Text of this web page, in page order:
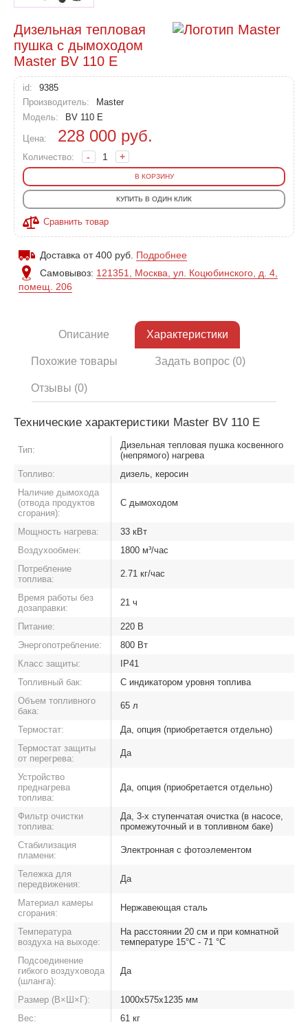
Дизельная тепловая
пушка с дымоходом
Master BV 110 E
id:
9385
Производитель:
Master
Модель:
BV 110 E
Цена: 228 000руб.
Количество: - +
В КОРЗИНУ
КУПИТЬ В ОДИН КЛИК
Сравнить товар
Доставка от 400 руб. Подробнее
Самовывоз: 121351, Москва, ул. Коцюбинского, д. 4,
помещ. 206
Описание Характеристики
Похожие товары Задать вопрос (0)
Отзывы (0)
Технические характеристики Master BV 110 E
Тип:
Дизельная тепловая пушка косвенного
(непрямого) нагрева
Топливо:
дизель, керосин
Наличие дымохода
(отвода продуктов
сгорания):
С дымоходом
Мощность нагрева:
33 кВт
Воздухообмен:
1800 м³/час
Потребление
топлива:
2.71 кг/час
Время работы без
дозаправки:
21 ч
Питание:
220 В
Энергопотребление:
800 Вт
Класс защиты:
IP41
Топливный бак:
С индикатором уровня топлива
Объем топливного
бака:
65 л
Термостат:
Да, опция (приобретается отдельно)
Термостат защиты
от перегрева:
Да
Устройство
преднагрева
топлива:
Да, опция (приобретается отдельно)
Фильтр очистки
топлива:
Да, 3-х ступенчатая очистка (в насосе,
промежуточный и в топливном баке)
Стабилизация
пламени:
Электронная с фотоэлементом
Тележка для
передвижения:
Да
Материал камеры
сгорания:
Нержавеющая сталь
Температура
воздуха на выходе:
На расстоянии 20 см и при комнатной
температуре 15°C - 71 °C
Подсоединение
гибкого воздуховода
(шланга):
Да
Размер (В×Ш×Г):
1000х575х1235 мм
Вес:
61 кг